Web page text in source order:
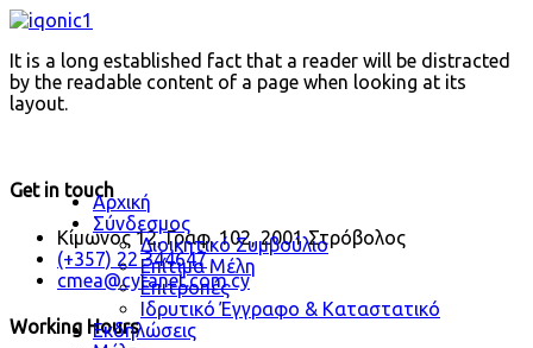
It is a long established fact that a reader will be distracted
by the readable content of a page when looking at its
layout.
Get in touch
Κίμωνος 12, Γραφ. 102, 2001 Στρόβολος
(+357) 22 344647
cmea@cytanet.com.cy
Working Hours
Αρχική
Σύνδεσμος
Διοικητικό Συμβούλιο
Επίτιμα Μέλη
Επιτροπές
Ιδρυτικό Έγγραφο & Καταστατικό
Εκδηλώσεις